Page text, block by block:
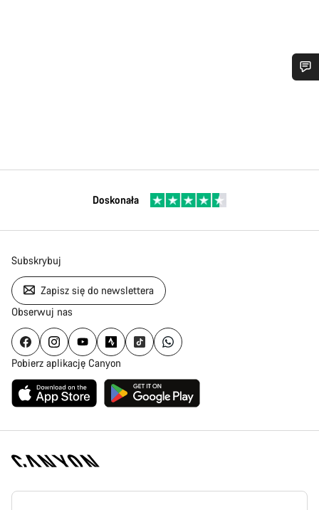
Doskonała
Subskrybuj
Zapisz się do newslettera
Obserwuj nas
Pobierz aplikację Canyon
Stopka